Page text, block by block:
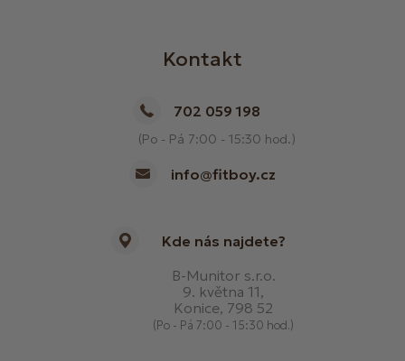
Kontakt
702 059 198
(Po - Pá 7:00 - 15:30 hod.)
info@fitboy.cz
Kde nás najdete?
B-Munitor s.r.o.
9. května 11,
Konice, 798 52
(Po - Pá 7:00 - 15:30 hod.)